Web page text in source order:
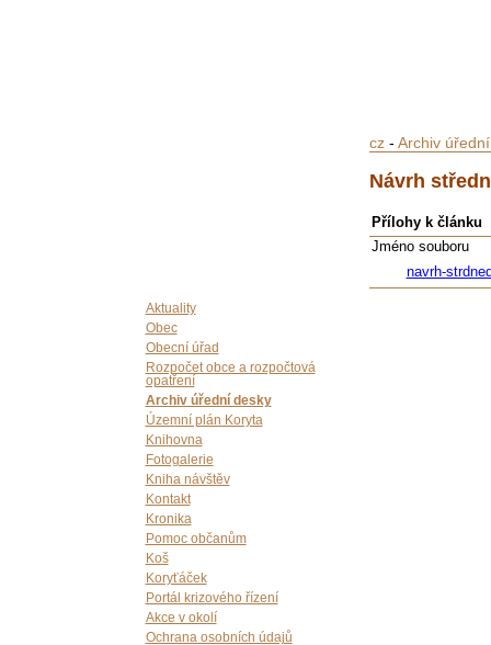
Aktuality
Obec
Obecní úřad
Rozpočet obce a rozpočtová
opatření
Archiv úřední desky
Územní plán Koryta
Knihovna
Fotogalerie
Kniha návštěv
Kontakt
Kronika
Pomoc občanům
Koš
Koryťáček
Portál krizového řízení
Akce v okolí
Ochrana osobních údajů
cz- Archiv
Návrh
Přílohy k článku
Jméno souboru
navrh-